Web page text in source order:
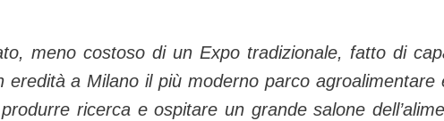
meno costoso di un Expo tradizionale, fatto di
eredità a Milano il più moderno parco agroalimentare
ricerca e ospitare un grande salone